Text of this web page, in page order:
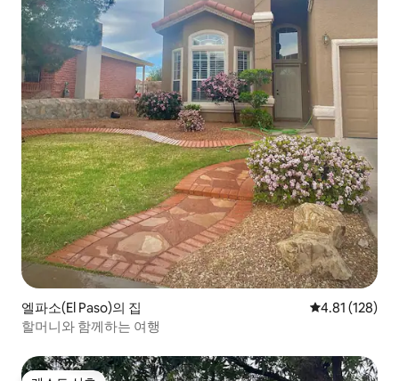
엘파소(El Paso)의 집 평점 4.81점(5
4.81 (128)
할머니와 함께하는 여행